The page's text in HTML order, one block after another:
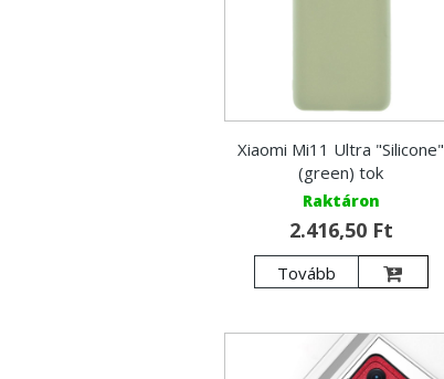
Xiaomi Mi11 Ultra "Silicone"
(green) tok
Raktáron
2.416,50 Ft
Tovább